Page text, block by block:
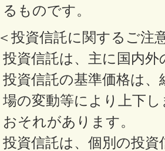
るものです。
＜投資信託に関するご注
投資信託は、主に国内
投資信託の基準価格は
場の変動等により上下
おそれがあります。
投資信託は、個別の投